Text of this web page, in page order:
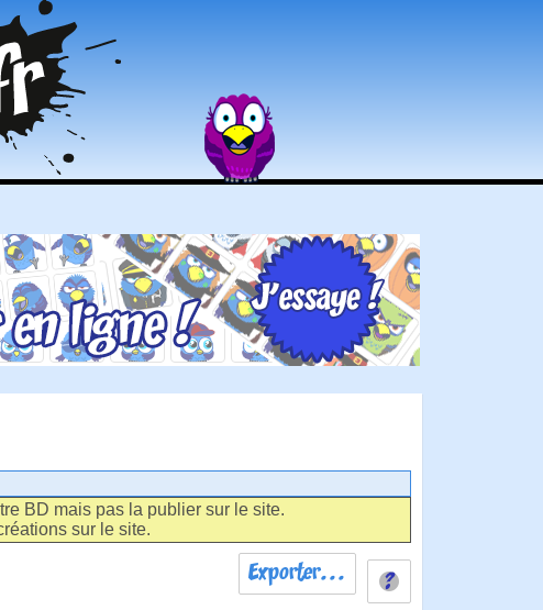
BD mais pas la publier sur le site.
sur le site.
Exporter...